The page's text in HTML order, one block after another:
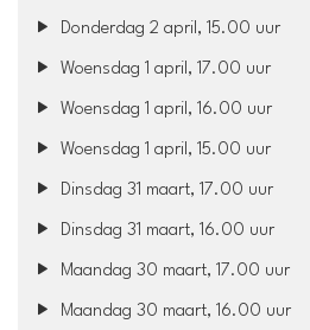
Donderdag 2 april, 15.00 uur
Woensdag 1 april, 17.00 uur
Woensdag 1 april, 16.00 uur
Woensdag 1 april, 15.00 uur
Dinsdag 31 maart, 17.00 uur
Dinsdag 31 maart, 16.00 uur
Maandag 30 maart, 17.00 uur
Maandag 30 maart, 16.00 uur